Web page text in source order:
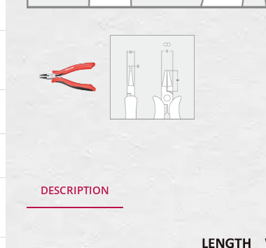
DESCRIPTION